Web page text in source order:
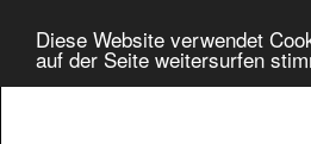
Diese Website verwendet
auf der Seite weitersurfen